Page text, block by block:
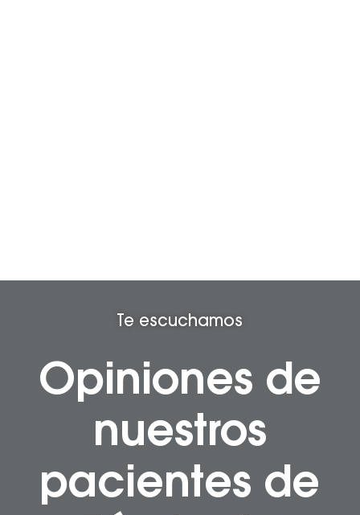
Te escuchamos
Opiniones de
nuestros
pacientes de